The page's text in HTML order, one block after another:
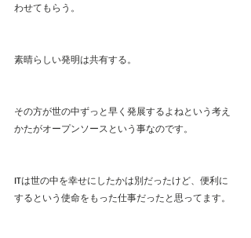
わせてもらう。
素晴らしい発明は共有する。
その方が世の中ずっと早く発展するよねという考え
かたがオープンソースという事なのです。
ITは世の中を幸せにしたかは別だったけど、便利に
するという使命をもった仕事だったと思ってます。